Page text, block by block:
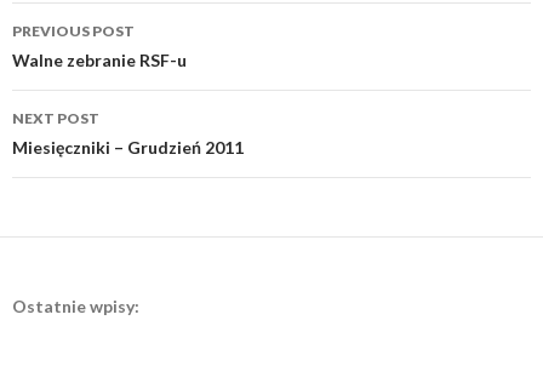
Post
navigation
PREVIOUS POST
Walne zebranie RSF-u
NEXT POST
Miesięczniki – Grudzień 2011
Ostatnie wpisy: